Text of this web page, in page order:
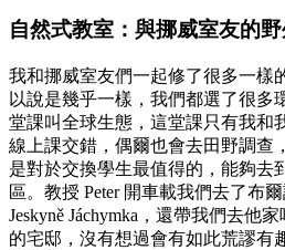
自然式教室：與挪威室友的
我和挪威室友們一起修了很多一樣
以說是幾乎一樣，我們都選了很多
堂課叫全球生態，這堂課只有我和
線上課交錯，偶爾也會去田野調查
是對於交換學生最值得的，能夠去
區。教授 Peter 開車載我們去了布
Jeskyně Jáchymka，還帶我們去
的宅邸，沒有想過會有如此荒謬有